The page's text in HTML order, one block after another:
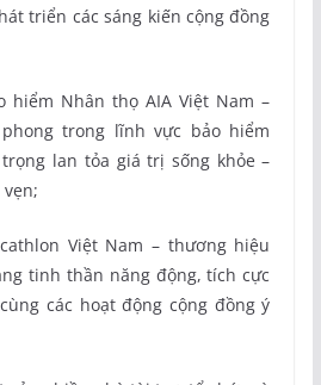
triển các sáng kiến cộng đồng
hiểm Nhân thọ AIA Việt Nam –
trong lĩnh vực bảo hiểm
lan tỏa giá trị sống khỏe –
Việt Nam – thương hiệu
tinh thần năng động, tích cực
các hoạt động cộng đồng ý